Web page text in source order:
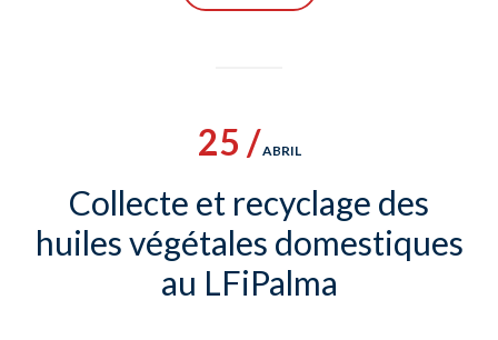
25 /ABRIL
Collecte et recyclage des
huiles végétales domestiques
au LFiPalma